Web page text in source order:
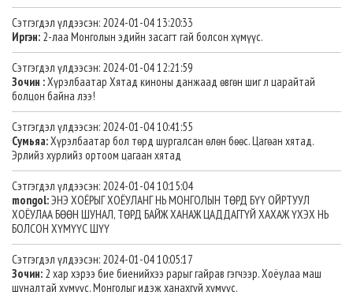
Сэтгэгдэл үлдээсэн: 2024-01-04 13:20:33
Иргэн: 2-лаа Монголын эдийн засагт гай болсон хүмүүс.
Сэтгэгдэл үлдээсэн: 2024-01-04 12:21:59
Зочин :Хүрэлбаатар Хятад киноны данжаад өвгөн шиг л царайтай
болцон байна лээ!
Сэтгэгдэл үлдээсэн: 2024-01-04 10:41:55
Сумьяа:Хүрэлбаатар бол төрд шургалсан өлөн бөөс. Цагөан хятад.
Эрлийз хурлийз ортоом цагаан хятад
Сэтгэгдэл үлдээсэн: 2024-01-04 10:15:04
mongol:ЭНЭ ХОЁРЫГ ХОЁУЛАНГ НЬ МОНГОЛЫН ТӨРД БҮҮ ОЙРТУУЛ
ХОЁУЛАА БӨӨН ШУНАЛ, ТӨРД БАЙЖ ХАНАЖ ЦАДДАГГҮЙ ХАХАЖ ҮХЭХ НЬ
БОЛСОН ХҮМҮҮС ШҮҮ
Сэтгэгдэл үлдээсэн: 2024-01-04 10:05:17
Зочин: 2 хар хэрээ бие биенийхээ рарыг гайрав гэгчээр. Хоёулаа маш
шуналтай хүмүүс. Монголыг идэж ханахгүй хүмүүс.